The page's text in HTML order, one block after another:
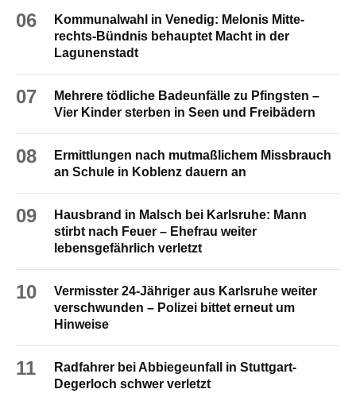
06
Kommunalwahl in Venedig: Melonis Mitte-
rechts-Bündnis behauptet Macht in der
Lagunenstadt
07
Mehrere tödliche Badeunfälle zu Pfingsten –
Vier Kinder sterben in Seen und Freibädern
08
Ermittlungen nach mutmaßlichem Missbrauch
an Schule in Koblenz dauern an
09
Hausbrand in Malsch bei Karlsruhe: Mann
stirbt nach Feuer – Ehefrau weiter
lebensgefährlich verletzt
10
Vermisster 24-Jähriger aus Karlsruhe weiter
verschwunden – Polizei bittet erneut um
Hinweise
11
Radfahrer bei Abbiegeunfall in Stuttgart-
Degerloch schwer verletzt